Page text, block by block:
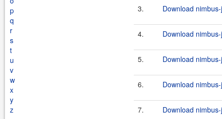
p
q
r
s
t
u
v
w
x
y
z
3. Download
4. Download
5. Download
6. Download
7. Download